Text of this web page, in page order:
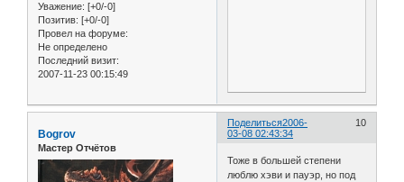
Уважение: [+0/-0]
Позитив: [+0/-0]
Провел на форуме:
Не определено
Последний визит:
2007-11-23 00:15:49
Поделиться 10
2006-
03-08 02:43:34
Bogrov
Мастер Отчётов
Тоже в большей степени
люблю хэви и пауэр, но под